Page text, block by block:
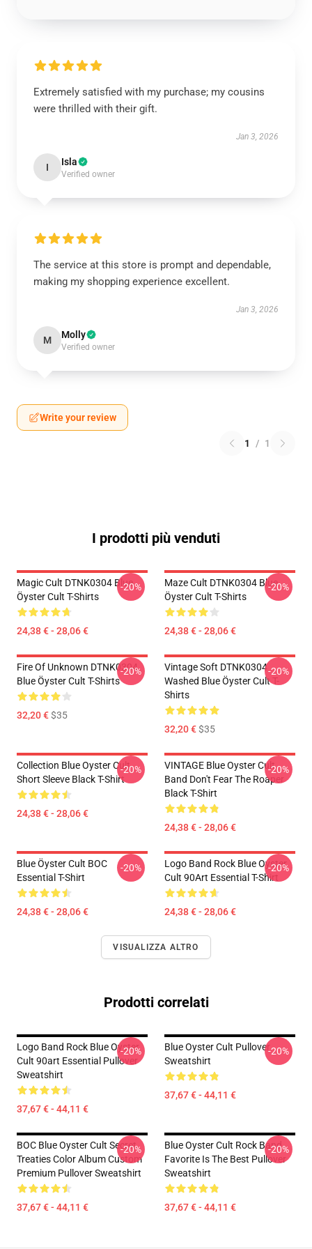
Extremely satisfied with my purchase; my cousins
were thrilled with their gift.
Jan 3, 2026
I Isla
Verified owner
The service at this store is prompt and dependable,
making my shopping experience excellent.
Jan 3, 2026
M Molly
Verified owner
Write your review
1 / 1
I prodotti più venduti
Magic Cult DTNK0304 Blue
Öyster Cult T-Shirts
24,38 € - 28,06 €
-20%
Maze Cult DTNK0304 Blue
Öyster Cult T-Shirts
24,38 € - 28,06 €
-20%
Fire Of Unknown DTNK0304
Blue Öyster Cult T-Shirts
32,20 €$35
-20%
Vintage Soft DTNK0304
Washed Blue Öyster Cult T-
Shirts
32,20 €$35
-20%
Collection Blue Oyster Cult
Short Sleeve Black T-Shirt
24,38 € - 28,06 €
-20%
VINTAGE Blue Oyster Cult
Band Don't Fear The Roaper
Black T-Shirt
24,38 € - 28,06 €
-20%
Blue Öyster Cult BOC
Essential T-Shirt
24,38 € - 28,06 €
-20%
Logo Band Rock Blue Oyster
Cult 90Art Essential T-Shirt
24,38 € - 28,06 €
-20%
VISUALIZZA ALTRO
Prodotti correlati
Logo Band Rock Blue Oyster
Cult 90art Essential Pullover
Sweatshirt
37,67 € - 44,11 €
-20%
Blue Oyster Cult Pullover
Sweatshirt
37,67 € - 44,11 €
-20%
BOC Blue Oyster Cult Secret
Treaties Color Album Custom
Premium Pullover Sweatshirt
37,67 € - 44,11 €
-20%
Blue Oyster Cult Rock Band
Favorite Is The Best Pullover
Sweatshirt
37,67 € - 44,11 €
-20%